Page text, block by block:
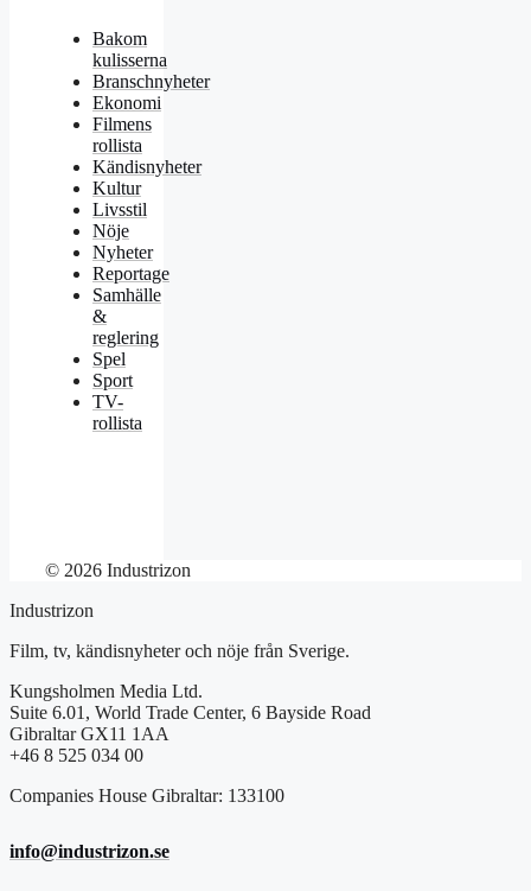
Bakom
kulisserna
Branschnyheter
Ekonomi
Filmens
rollista
Kändisnyheter
Kultur
Livsstil
Nöje
Nyheter
Reportage
Samhälle
&
reglering
Spel
Sport
TV-
rollista
© 2026 Industrizon
Industrizon
Film, tv, kändisnyheter och nöje från Sverige.
Kungsholmen Media Ltd.
Suite 6.01, World Trade Center, 6 Bayside Road
Gibraltar GX11 1AA
+46 8 525 034 00
Companies House Gibraltar: 133100
info@industrizon.se